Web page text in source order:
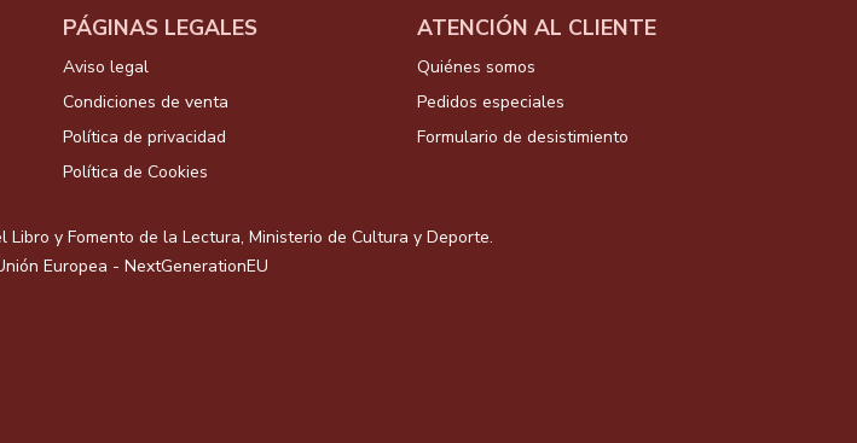
PÁGINAS LEGALES
Aviso legal
Condiciones de venta
Política de privacidad
Política de Cookies
ATENCIÓN AL CLIENTE
Quiénes somos
Pedidos especiales
Formulario de desistimiento
y Fomento de la Lectura, Ministerio de Cultura y Deporte.
Europea - NextGenerationEU